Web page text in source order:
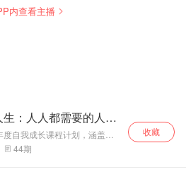
期，每天7分
1806 即可获取
白，说的地道，用
的顺畅！随时恋英
语：Love English
内查看主播
：人人都需要的人生
自我成长课程计划，涵盖职
人际交往、自我管理4个方
让你刷新自我，不断修炼，走
44期
收藏